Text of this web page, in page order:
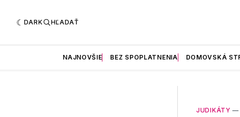
DARK HĽADAŤ
NAJNOVŠIE BEZ SPOPLATNENIA DOMOVSKÁ
JUDIKÁTY —